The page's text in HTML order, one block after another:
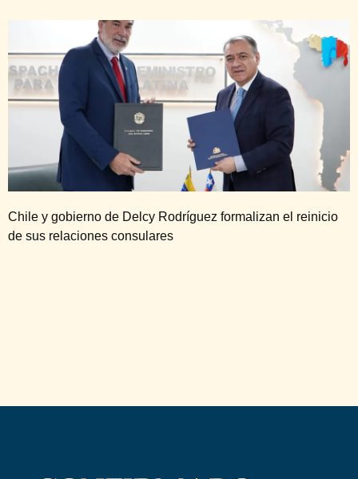
Chile y gobierno de Delcy Rodríguez formalizan el reinicio
de sus relaciones consulares